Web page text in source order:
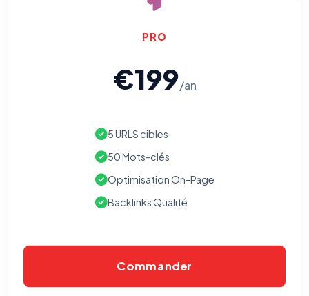
PRO
€199/an
5 URLS cibles
50 Mots-clés
Optimisation On-Page
Backlinks Qualité
Commander